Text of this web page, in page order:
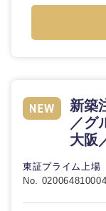
新築
／グ
大阪
東証プライム上
No.